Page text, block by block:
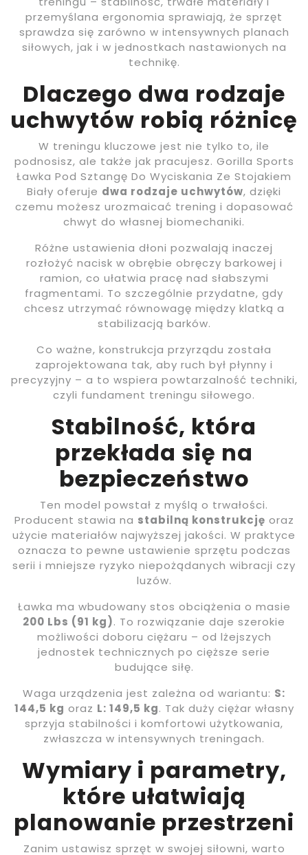
przemyślana ergonomia sprawiają, że sprzęt
sprawdza się zarówno w intensywnych planach
siłowych, jak i w jednostkach nastawionych na
technikę.
Dlaczego dwa rodzaje
uchwytów robią różnicę
W treningu kluczowe jest nie tylko to, ile
podnosisz, ale także jak pracujesz. Gorilla Sports
Ławka Pod Sztangę Do Wyciskania Ze Stojakiem
Biały oferuje dwa rodzaje uchwytów, dzięki
czemu możesz urozmaicać trening i dopasować
chwyt do własnej biomechaniki.
Różne ustawienia dłoni pozwalają inaczej
rozłożyć nacisk w obrębie obręczy barkowej i
ramion, co ułatwia pracę nad słabszymi
fragmentami. To szczególnie przydatne, gdy
chcesz utrzymać równowagę między klatką a
stabilizacją barków.
Co ważne, konstrukcja przyrządu została
zaprojektowana tak, aby ruch był płynny i
precyzyjny – a to wspiera powtarzalność techniki,
czyli fundament treningu siłowego.
Stabilność, która
przekłada się na
bezpieczeństwo
Ten model powstał z myślą o trwałości.
Producent stawia na stabilną konstrukcję oraz
użycie materiałów najwyższej jakości. W praktyce
oznacza to pewne ustawienie sprzętu podczas
serii i mniejsze ryzyko niepożądanych wibracji czy
luzów.
Ławka ma wbudowany stos obciążenia o masie
200 Lbs (91 kg). To rozwiązanie daje szerokie
możliwości doboru ciężaru – od lżejszych
jednostek technicznych po cięższe serie
budujące siłę.
Waga urządzenia jest zależna od wariantu: S:
144,5 kg oraz L: 149,5 kg. Tak duży ciężar własny
sprzyja stabilności i komfortowi użytkowania,
zwłaszcza w intensywnych treningach.
Wymiary i parametry,
które ułatwiają
planowanie przestrzeni
Zanim ustawisz sprzęt w swojej siłowni, warto